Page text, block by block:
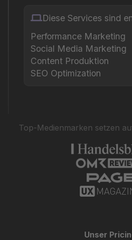
Diese Services sind
Performance Marketing
Social Media Marketing
Content Produktion
SEO Optimization
Top-Medienmarken setzen
Unser